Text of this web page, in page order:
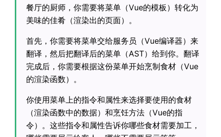
餐厅的厨师，你需要将菜单（Vue的模板）转化为
美味的佳肴（渲染出的页面）。
首先，你需要将菜单交给服务员（Vue编译器）来
翻译，然后把翻译后的菜单（AST）给到你。翻译
完成后，你需要根据这份菜单开始烹制食材（Vue
的渲染函数）。
你使用菜单上的指令和属性来选择要使用的食材
（渲染函数中的数据）和烹饪方法（Vue的指
令）。这些指令和属性告诉你哪些食材需要加工，